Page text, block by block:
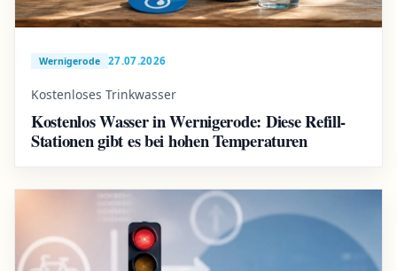
Wernigerode 27.07.2026
Kostenloses Trinkwasser
Kostenlos Wasser in Wernigerode: Diese Refill-
Stationen gibt es bei hohen Temperaturen